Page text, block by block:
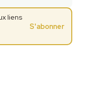
liens
S'abonner